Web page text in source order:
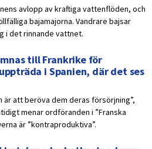
avlopp av kraftiga vattenflöden, och
bajamajorna. Vandrare bajsar
i det rinnande vattnet.
till Frankrike för
i Spanien, där det ses
är att beröva dem deras försörjning”,
menar ordföranden i ”Franska
är ”kontraproduktiva”.